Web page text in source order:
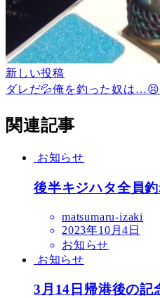
新しい投稿
ダレだ💦俺を釣った奴は
関連記事
お知らせ
後半キジハタ全員
matsumaru-izaki
2023年10月4日
お知らせ
お知らせ
3月14日帰港後の記